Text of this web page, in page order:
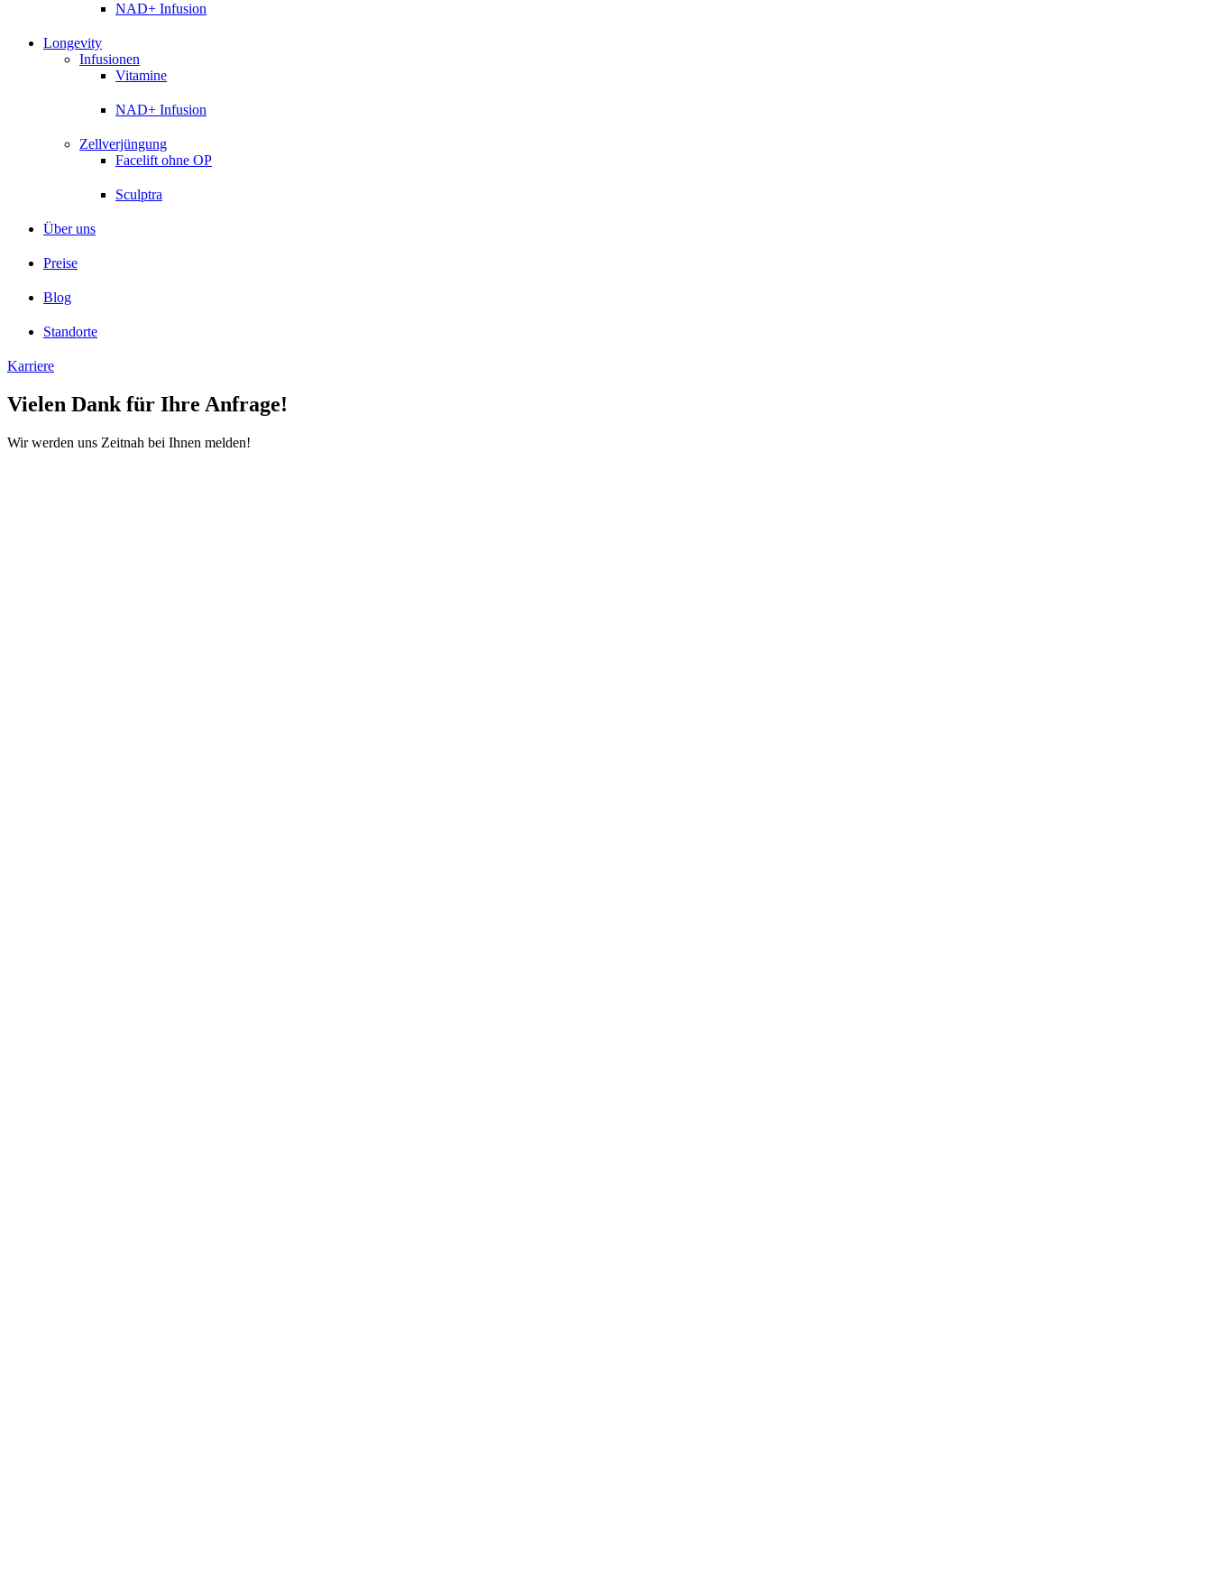
NAD+ Infusion
Longevity
Infusionen
Vitamine
NAD+ Infusion
Zellverjüngung
Facelift ohne OP
Sculptra
Über uns
Preise
Blog
Standorte
Karriere
Vielen Dank für Ihre Anfrage!
Wir werden uns Zeitnah bei Ihnen melden!